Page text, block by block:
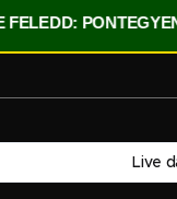
Live